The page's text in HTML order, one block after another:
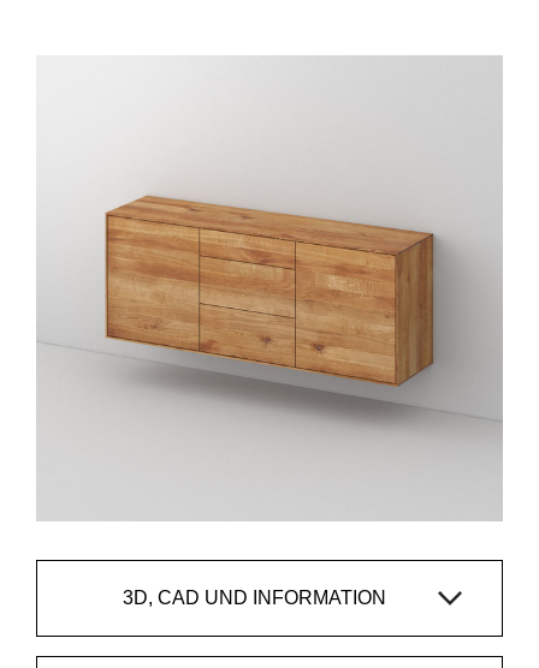
3D, CAD UND INFORMATION